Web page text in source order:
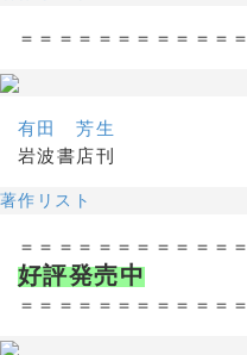
＝＝＝＝＝＝＝＝＝＝＝＝
有田 芳生
岩波書店刊
著作リスト
＝＝＝＝＝＝＝＝＝＝＝＝
好評発売中
＝＝＝＝＝＝＝＝＝＝＝＝